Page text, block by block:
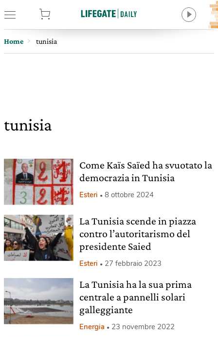
Home tunisia
tunisia
Come Kaïs Saïed ha svuotato la
democrazia in Tunisia
Esteri 8 ottobre 2024
La Tunisia scende in piazza
contro l’autoritarismo del
presidente Saied
Esteri 27 febbraio 2023
La Tunisia ha la sua prima
centrale a pannelli solari
galleggiante
Energia 23 novembre 2022